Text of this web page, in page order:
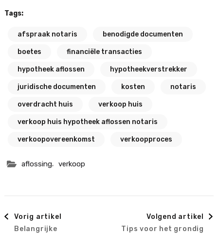
Tags:
afspraak notaris benodigde documenten
boetes financiële transacties
hypotheek aflossen hypotheekverstrekker
juridische documenten kosten notaris
overdracht huis verkoop huis
verkoop huis hypotheek aflossen notaris
verkoopovereenkomst verkoopproces
aflossing, verkoop
Berichtnavigatie
Vorig artikel
Belangrijke
Volgend artikel
Tips voor het grondig